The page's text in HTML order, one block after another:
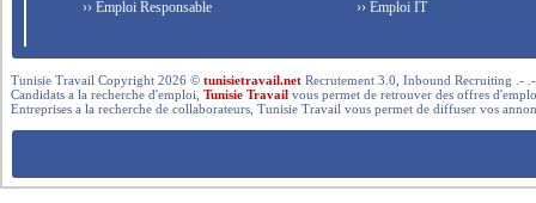
›› Emploi Responsable
›› Emploi IT
Tunisie Travail Copyright 2026 ©tunisietravail.net Recrutement 3.0, Inbound Recruiting .-
Candidats a la recherche d'emploi,Tunisie Travail vous permet de retrouver des offres
Entreprises a la recherche de collaborateurs, Tunisie Travail vous permet de diffuser vos